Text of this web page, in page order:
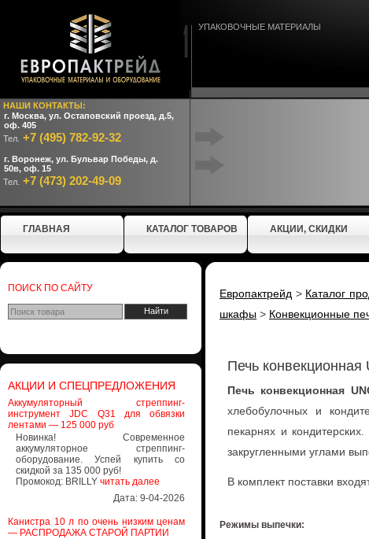
НАШИ КОНТАКТЫ:
г. Москва, ул. Остаповский проезд, д.5,
оф. 405
Тел. +7 (495) 782-92-32
г. Воронеж, ул. Бульвар Победы, д.
50в, оф. 15
Тел. +7 (473) 202-49-09
УПАКОВОЧНЫЕ МАТЕРИАЛЫ
ГЛАВНАЯ КАТАЛОГ ТОВАРОВ АКЦИИ, СКИДКИ
ПОИСК ПО САЙТУ
АКЦИИ И СПЕЦПРЕДЛОЖЕНИЯ
Аккумуляторный стреппинг-
инструмент JDC Q31 для обвязки
лентами — 125 000 руб
Новинка! Современное
аккумуляторное стреппинг-
оборудование. Успей купить со
скидкой за 135 000 руб!
Промокод: BRILLY читать далее
Дата: 9-04-2026
Канистра 10 л по очень низким ценам
— РАСПРОДАЖА СТАРОЙ ПАРТИИ
Европактрейд > Каталог
шкафы > Конвекционные
Печь конвекционная
Печь конвекционная
хлебобулочных и
пекарнях и
закругленными углами
В комплект поставки
Режимы выпечки: